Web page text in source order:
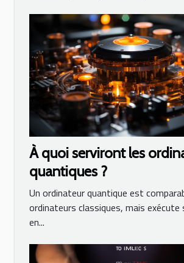
À quoi serviront les
quantiques ?
Un ordinateur quantique est
ordinateurs classiques, mais
en...